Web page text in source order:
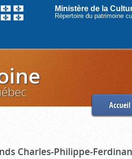
Ministère de la
Répertoire du patrimoine
Accueil
Charles-Philippe-